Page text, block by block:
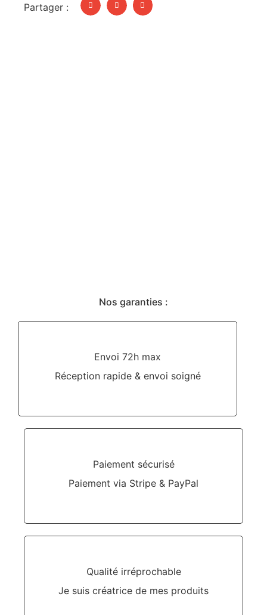
Partager :
Nos garanties :
Envoi 72h max
Réception rapide & envoi soigné
Paiement sécurisé
Paiement via Stripe & PayPal
Qualité irréprochable
Je suis créatrice de mes produits